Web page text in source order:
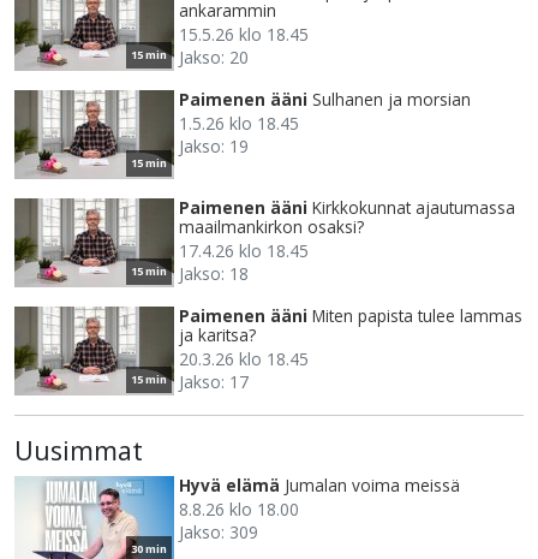
15 min
ankarammin
15.5.26 klo 18.45
Jakso: 20
15 min
Paimenen ääni Sulhanen ja morsian
1.5.26 klo 18.45
Jakso: 19
15 min
Paimenen ääni Kirkkokunnat ajautumassa
maailmankirkon osaksi?
17.4.26 klo 18.45
Jakso: 18
15 min
Paimenen ääni Miten papista tulee lammas
ja karitsa?
20.3.26 klo 18.45
Jakso: 17
Uusimmat
30 min
Hyvä elämä Jumalan voima meissä
8.8.26 klo 18.00
Jakso: 309